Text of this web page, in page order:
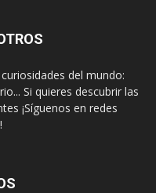
del mundo:
Si quieres descubrir las
¡Síguenos en redes